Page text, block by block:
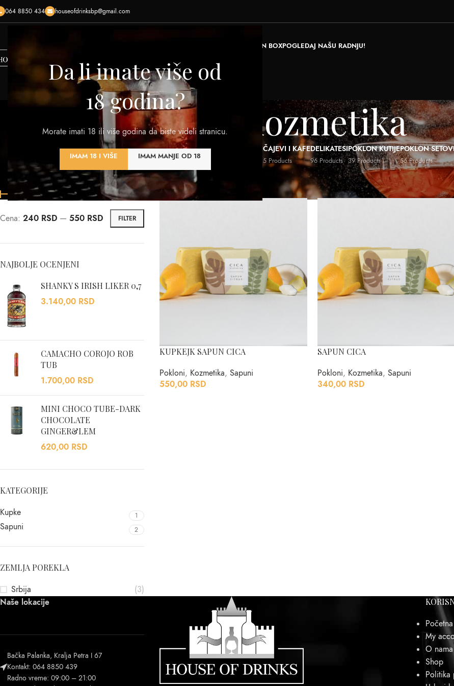
Da li imate više od
18 godina?
Morate imati 18 ili više godina da biste videli stranicu.
IMAM 18 I VIŠE IMAM MANJE OD 18
064 8850 434 houseofdrinksbp@gmail.com
KREIRAJ POKLON BOXPOGLEDAJ NAŠU RADNJU!
Kozmetika
320 Products
RAKIJA
108 Products
VISKI
125 Products
DESTILATI
201 Products
PIVA
0 Products
OSTALI NAPICIČAJEVI I KAFE
5 Products
DELIKATESI
96 Products
POKLON KUTIJE
39 Products
POKLON
56 Products
FILTER PO CENI
FILTER
Cena: 240 RSD — 550 RSD
NAJBOLJE OCENJENI
SHANKY S IRISH LIKER 0,7
3.140,00 RSD
CAMACHO COROJO ROB
TUB
1.700,00 RSD
MINI CHOCO TUBE-DARK
CHOCOLATE
GINGER&LEM
620,00 RSD
KATEGORIJE
Kupke 1
Sapuni 2
ZEMLJA POREKLA
Srbija (3)
Početna Pokloni Show
KUPKEJK SAPUN CICA
Pokloni, Kozmetika, Sapuni
550,00 RSD
SAPUN CICA
Pokloni, Kozmetika, Sapuni
340,00 RSD
Naše lokacije
Bačka Palanka, Kralja Petra I 67
Kontakt: 064 8850 439
Radno vreme: 09:00 – 21:00
Početna
My
O nama
Shop
Politika